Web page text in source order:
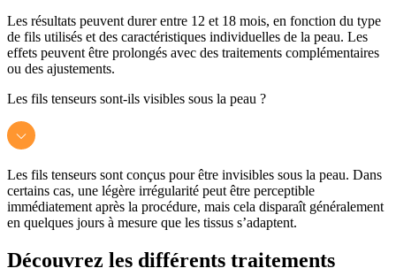
Les résultats peuvent durer entre 12 et 18 mois, en fonction du type
de fils utilisés et des caractéristiques individuelles de la peau. Les
effets peuvent être prolongés avec des traitements complémentaires
ou des ajustements.
Les fils tenseurs sont-ils visibles sous la peau ?
Les fils tenseurs sont conçus pour être invisibles sous la peau. Dans
certains cas, une légère irrégularité peut être perceptible
immédiatement après la procédure, mais cela disparaît généralement
en quelques jours à mesure que les tissus s’adaptent.
Découvrez les différents traitements